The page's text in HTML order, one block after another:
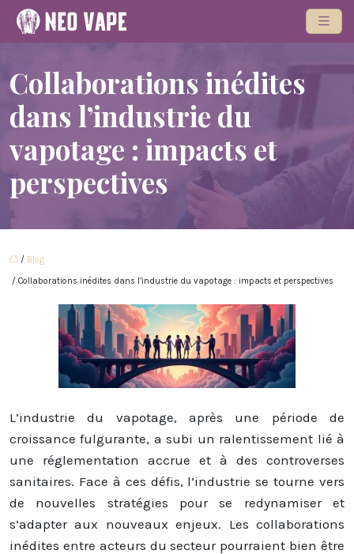
Collaborations inédites
dans l’industrie du
vapotage : impacts et
perspectives
/ Blog
/ Collaborations inédites dans l’industrie du vapotage : impacts et perspectives
L’industrie du vapotage, après une période de
croissance fulgurante, a subi un ralentissement lié à
une réglementation accrue et à des controverses
sanitaires. Face à ces défis, l’industrie se tourne vers
de nouvelles stratégies pour se redynamiser et
s’adapter aux nouveaux enjeux. Les collaborations
inédites entre acteurs du secteur pourraient bien être